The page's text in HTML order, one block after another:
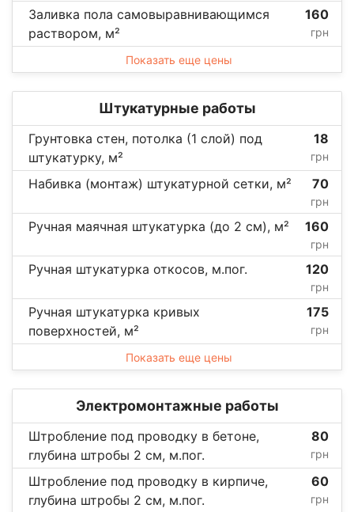
Заливка пола самовыравнивающимся
раствором, м²
160
грн
Показать еще цены
Штукатурные работы
Грунтовка стен, потолка (1 слой) под
штукатурку, м²
18
грн
Набивка (монтаж) штукатурной сетки, м² 70
грн
Ручная маячная штукатурка (до 2 см), м² 160
грн
Ручная штукатурка откосов, м.пог. 120
грн
Ручная штукатурка кривых
поверхностей, м²
175
грн
Показать еще цены
Электромонтажные работы
Штробление под проводку в бетоне,
глубина штробы 2 см, м.пог.
80
грн
Штробление под проводку в кирпиче,
глубина штробы 2 см, м.пог.
60
грн